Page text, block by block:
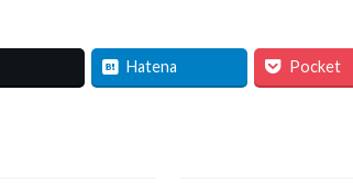
Hatena Pocket